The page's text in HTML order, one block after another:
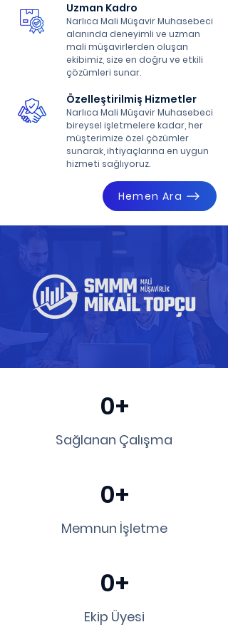
Uzman Kadro
Narlıca Mali Müşavir Muhasebeci
alanında deneyimli ve uzman
mali müşavirlerden oluşan
ekibimiz, size en doğru ve etkili
çözümleri sunar.
Özelleştirilmiş Hizmetler
Narlıca Mali Müşavir Muhasebeci
bireysel işletmelere kadar, her
müşterimize özel çözümler
sunarak, ihtiyaçlarına en uygun
hizmeti sağlıyoruz.
Hemen Ara
0+
Sağlanan Çalışma
0+
Memnun İşletme
0+
Ekip Üyesi